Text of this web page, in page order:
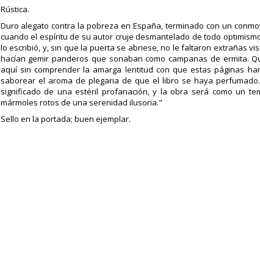
Rústica.
Duro alegato contra la pobreza en España, terminado con un
cuando el espíritu de su autor cruje desmantelado de todo
lo escribió, y, sin que la puerta se abriese, no le faltaron extrañas
hacían gemir panderos que sonaban como campanas de ermita.
aquí sin comprender la amarga lentitud con que estas páginas
saborear el aroma de plegaria de que el libro se haya
significado de una estéril profanación, y la obra será como un
mármoles rotos de una serenidad ilusoria."
Sello en la portada; buen ejemplar.